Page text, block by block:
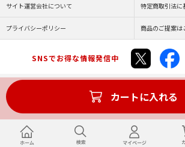
カートに入れる
サイト運営会社について 特定商取引法に
プライバシーポリシー 商品のご提案は
SNSでお得な情報発信中